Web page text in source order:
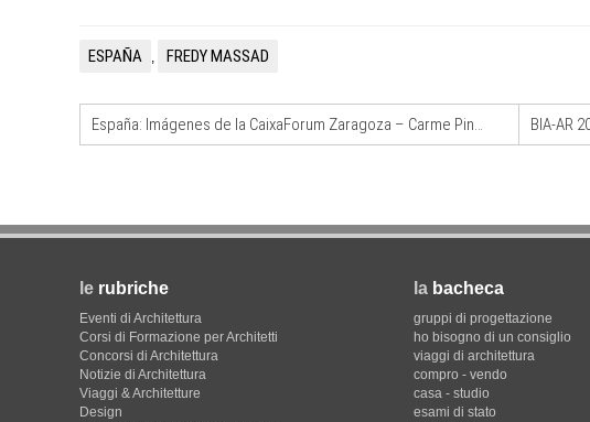
ESPAÑA , FREDY MASSAD
España: Imágenes de la CaixaForum Zaragoza – Carme Pinós
le rubriche
Eventi di Architettura
Corsi di Formazione per Architetti
Concorsi di Architettura
Notizie di Architettura
Viaggi & Architetture
Design
la bacheca
gruppi di progettazione
ho bisogno di un consiglio
viaggi di architettura
compro - vendo
casa - studio
esami di stato